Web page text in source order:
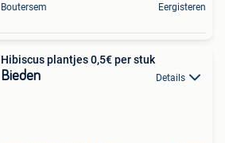
Boutersem Eergisteren
Hibiscus plantjes 0,5€ per stuk
Bieden Details